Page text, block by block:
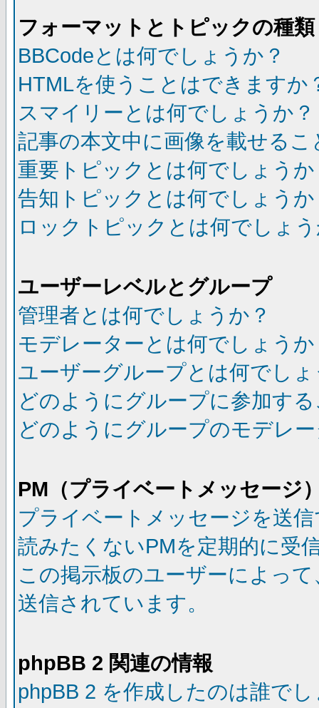
フォーマットとトピックの種類
BBCodeとは何でしょうか？
HTMLを使うことはできますか
スマイリーとは何でしょうか？
記事の本文中に画像を載せる
重要トピックとは何でしょうか
告知トピックとは何でしょうか
ロックトピックとは何でしょ
ユーザーレベルとグループ
管理者とは何でしょうか？
モデレーターとは何でしょうか
ユーザーグループとは何でし
どのようにグループに参加す
どのようにグループのモデレ
PM（プライベートメッセージ
プライベートメッセージを送
読みたくないPMを定期的に受
この掲示板のユーザーによっ
送信されています。
phpBB 2 関連の情報
phpBB 2 を作成したのは誰で